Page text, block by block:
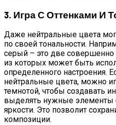
3. Игра С Оттенками И
Даже нейтральные цвета
по своей тональности.
серый – это две
из которых может быть
определенного настроения.
нейтральные цвета, можно
темнотой, чтобы создавать
выделять нужные элементы
яркости. Это позволит
композиции.